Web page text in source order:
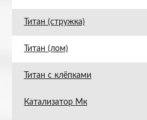
Титан (стружка)
Титан (лом)
Титан с клёпками
Катализатор Мк